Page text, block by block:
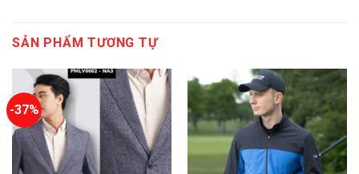
SẢN PHẨM TƯƠNG TỰ
-37%